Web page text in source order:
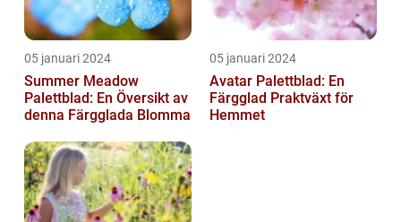
05 januari 2024
Summer Meadow
Palettblad: En Översikt av
denna Färgglada Blomma
05 januari 2024
Avatar Palettblad: En
Färgglad Praktväxt för
Hemmet